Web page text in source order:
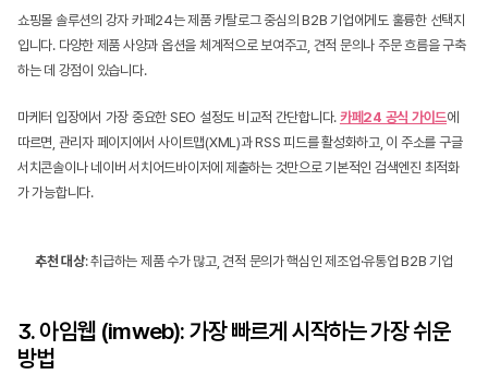
쇼핑몰 솔루션의 강자 카페24는 제품 카탈로그 중심의 B2B 기업에게도 훌륭한 선택지
입니다. 다양한 제품 사양과 옵션을 체계적으로 보여주고, 견적 문의나 주문 흐름을 구축
하는 데 강점이 있습니다.
마케터 입장에서 가장 중요한 SEO 설정도 비교적 간단합니다. 카페24 공식 가이드에
따르면, 관리자 페이지에서 사이트맵(XML)과 RSS 피드를 활성화하고, 이 주소를 구글
서치콘솔이나 네이버 서치어드바이저에 제출하는 것만으로 기본적인 검색엔진 최적화
가 가능합니다.
추천 대상: 취급하는 제품 수가 많고, 견적 문의가 핵심인 제조업·유통업 B2B 기업
3. 아임웹 (imweb): 가장 빠르게 시작하는 가장 쉬운
방법